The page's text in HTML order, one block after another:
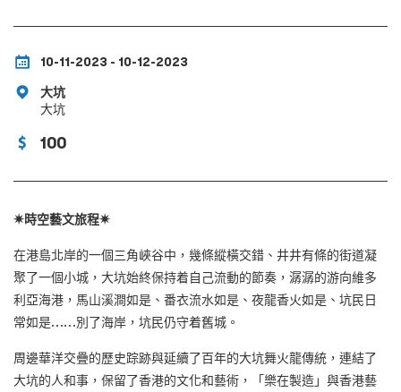
10-11-2023 - 10-12-2023
大坑
大坑
100
✷時空藝文旅程✷
在港島北岸的一個三角峽谷中，幾條縱橫交錯、井井有條的街道凝
聚了一個小城，大坑始終保持着自己流動的節奏，潺潺的游向維多
利亞海港，馬山溪澗如是、番衣流水如是、夜龍香火如是、坑民日
常如是……別了海岸，坑民仍守着舊城。
周邊華洋交疊的歷史踪跡與延續了百年的大坑舞火龍傳統，連結了
大坑的人和事，保留了香港的文化和藝術，「樂在製造」與香港藝